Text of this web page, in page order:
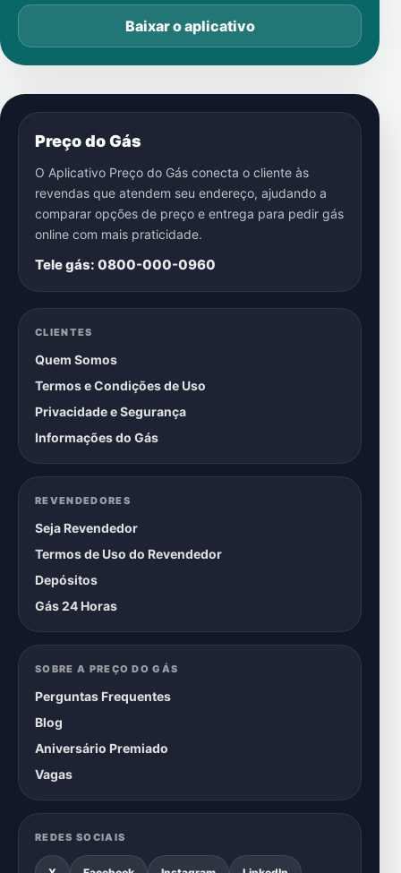
Baixar o aplicativo
Preço do Gás
O Aplicativo Preço do Gás conecta o cliente às
revendas que atendem seu endereço, ajudando a
comparar opções de preço e entrega para pedir gás
online com mais praticidade.
Tele gás: 0800-000-0960
CLIENTES
Quem Somos
Termos e Condições de Uso
Privacidade e Segurança
Informações do Gás
REVENDEDORES
Seja Revendedor
Termos de Uso do Revendedor
Depósitos
Gás 24 Horas
SOBRE A PREÇO DO GÁS
Perguntas Frequentes
Blog
Aniversário Premiado
Vagas
REDES SOCIAIS